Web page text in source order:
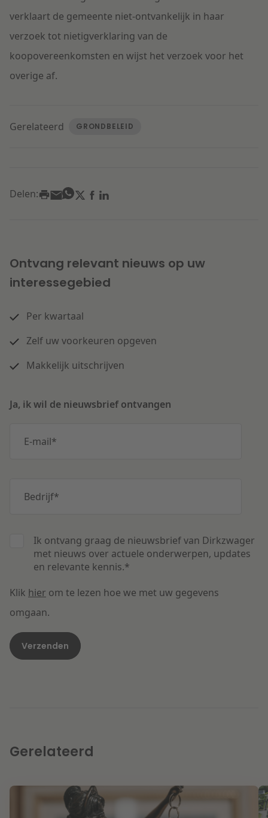
verklaart de gemeente niet-ontvankelijk in haar
verzoek tot nietigverklaring van de
koopovereenkomsten en wijst het verzoek voor het
overige af.
Gerelateerd GRONDBELEID
Delen:
Ontvang relevant nieuws op uw
interessegebied
Per kwartaal
Zelf uw voorkeuren opgeven
Makkelijk uitschrijven
Ja, ik wil de nieuwsbrief ontvangen
E-mail*
Bedrijf*
Ik ontvang graag de nieuwsbrief van Dirkzwager
met nieuws over actuele onderwerpen, updates
en relevante kennis.*
Klik hier om te lezen hoe we met uw gegevens
omgaan.
Gerelateerd